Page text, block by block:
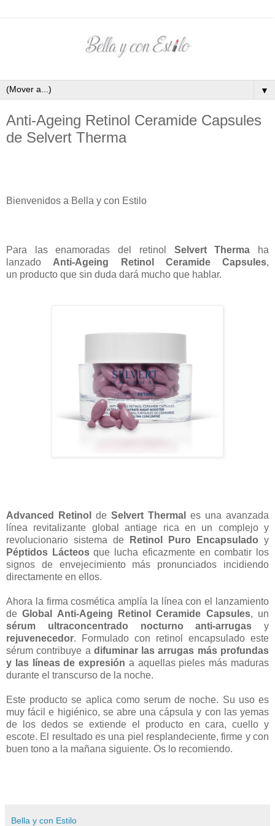
▼
Anti-Ageing Retinol Ceramide Capsules
de Selvert Therma
Bienvenidos a Bella y con Estilo
Para las enamoradas del retinol Selvert Therma ha
lanzado Anti-Ageing Retinol Ceramide Capsules,
un producto que sin duda dará mucho que hablar.
Advanced Retinol de Selvert Thermal
es una avanzada
línea revitalizante global antiage rica en un complejo y
revolucionario sistema de
Retinol Puro Encapsulado y
Péptidos Lácteosque lucha eficazmente en combatir los
signos de envejecimiento más pronunciados incidiendo
directamente en ellos.
Ahora la firma cosmética amplía la línea con el lanzamiento
deGlobal Anti-Ageing Retinol Ceramide Capsules, un
sérum ultraconcentrado nocturno anti-arrugas y
rejuvenecedor. Formulado con retinol encapsulado este
sérum contribuye a difuminar las arrugas más profundas
y las líneas de expresión a aquellas pieles más maduras
durante el transcurso de la noche.
Este producto se aplica como serum de noche. Su uso es
muy fácil e higiénico, se abre una cápsula y con las yemas
de los dedos se extiende el producto en cara, cuello y
escote. El resultado es una piel resplandeciente, firme y con
buen tono a la mañana siguiente. Os lo recomiendo.
Bella y con Estilo